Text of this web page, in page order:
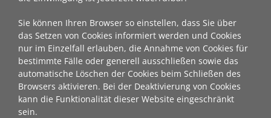
Sie können Ihren Browser so einstellen, dass Sie über
das Setzen von Cookies informiert werden und Cookies
nur im Einzelfall erlauben, die Annahme von Cookies für
bestimmte Fälle oder generell ausschließen sowie das
automatische Löschen der Cookies beim Schließen des
Browsers aktivieren. Bei der Deaktivierung von Cookies
kann die Funktionalität dieser Website eingeschränkt
sein.